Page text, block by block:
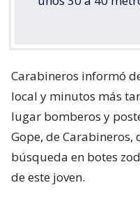
Carabineros informó
local y minutos más
lugar bomberos y
Gope, de
búsqueda en botes
de este joven.